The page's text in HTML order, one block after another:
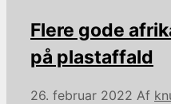
Flere gode
på plastaffald
26. februar 2022 Af